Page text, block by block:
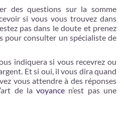
des questions sur la somme
si vous vous trouvez dans
pas dans le doute et prenez
pour consulter un spécialiste de
indiquera si vous recevrez ou
Et si oui, il vous dira quand
vous attendre à des réponses
de lavoyance n’est pas une